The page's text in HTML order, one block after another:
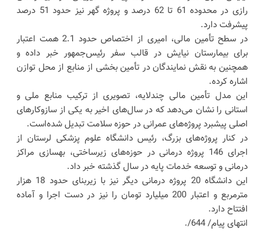
رازی در محدوده 61 تا 62 درصد و پروژه گهر نیز حدود 51 درصد
پیشرفت دارد.
در سطح تأمین مالی، امیری از اختصاص حدود 2.1 همت اعتبار
برای بیمارستان نیایش در قالب سفر رئیس‌جمهور خبر داده و
همچنین به نقش نمایندگان در تأمین بخشی از منابع از محل توازن
اشاره کرده.
این مدل تأمین مالی چندلایه، تصویری از ترکیب منابع ملی و
استانی را نشان می‌دهد که در سال‌های اخیر به یکی از سازوکارهای
اصلی پیشبرد پروژه‌های عمرانی در حوزه سلامت تبدیل شده‌است.
در کنار پروژه‌های بزرگ، رئیس دانشگاه علوم پزشکی لرستان از
اجرای 146 پروژه درمانی در حوزه‌های زیرساختی، بهسازی مراکز
درمانی و توسعه خدمات پایه در سال گذشته خبر داد.
این دانشگاه 20 پروژه درمانی دیگر نیز با زیربنای حدود 18 هزار
مترمربع و اعتبار 200 میلیارد تومان را نیز در دست اجرا و آماده
افتتاح دارد.
انتهای پیام/ 644/.